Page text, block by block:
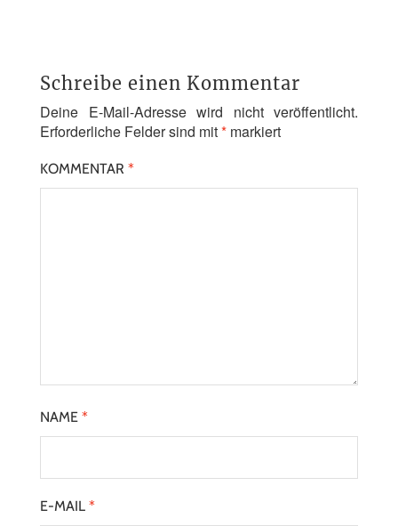
Schreibe einen Kommentar
Deine E-Mail-Adresse wird nicht veröffentlicht.
Erforderliche Felder sind mit* markiert
KOMMENTAR *
NAME *
E-MAIL *